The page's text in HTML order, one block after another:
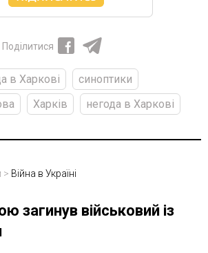
Поділитися
в Харкові
синоптики
Харків негода в Харкові
> Війна в Україні
загинув військовий із